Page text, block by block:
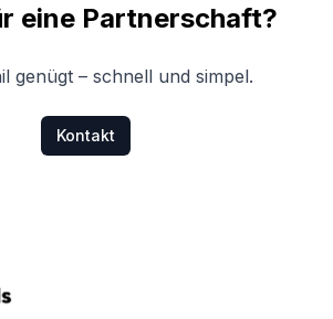
eine Partnerschaft?
genügt – schnell und simpel.
Kontakt